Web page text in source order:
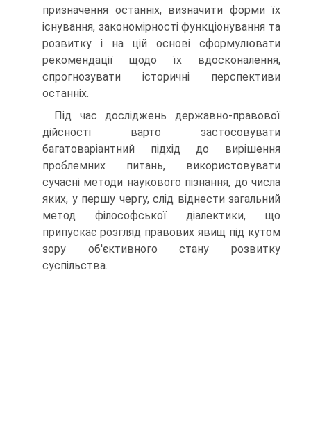
призначення останніх, визначити форми їх
існування, закономірності функціонування та
розвитку і на цій основі сформулювати
рекомендації щодо їх вдосконалення,
спрогнозувати історичні перспективи
останніх.
Під час досліджень державно-правової
дійсності варто застосовувати
багатоваріантний підхід до вирішення
проблемних питань, використовувати
сучасні методи наукового пізнання, до числа
яких, у першу чергу, слід віднести загальний
метод філософської діалектики, що
припускає розгляд правових явищ під кутом
зору об'єктивного стану розвитку
суспільства.